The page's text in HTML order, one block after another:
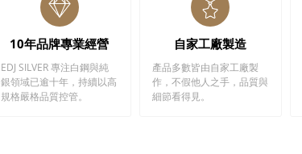
10年品牌專業經營
EDJ SILVER 專注白鋼與純
銀領域已逾十年，持續以高
規格嚴格品質控管。
自家工廠製造
產品多數皆由自家工廠製
作，不假他人之手，品質與
細節看得見。